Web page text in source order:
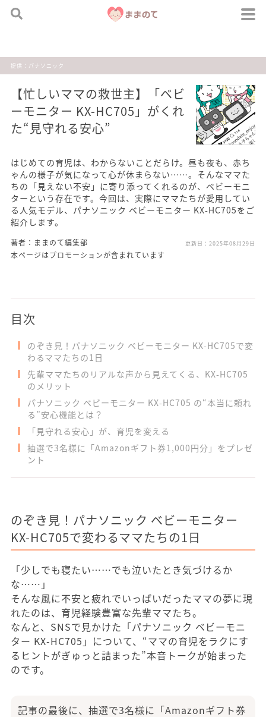
提供：パナソニック
【忙しいママの救世主】「ベビ
ーモニター KX-HC705」がくれ
た“見守れる安心”
はじめての育児は、わからないことだらけ。昼も夜も、赤ち
ゃんの様子が気になって心が休まらない……。そんなママた
ちの「見えない不安」に寄り添ってくれるのが、ベビーモニ
ターという存在です。今回は、実際にママたちが愛用してい
る人気モデル、パナソニック ベビーモニター KX-HC705をご
紹介します。
著者：ままのて編集部 更新日： 2025年08月29日
本ページはプロモーションが含まれています
目次
のぞき見！パナソニック ベビーモニター KX-HC705で変
わるママたちの1日
先輩ママたちのリアルな声から見えてくる、KX-HC705
のメリット
パナソニック ベビーモニター KX-HC705 の“本当に頼れ
る”安心機能とは？
「見守れる安心」が、育児を変える
抽選で3名様に「Amazonギフト券1,000円分」をプレゼ
ント
のぞき見！パナソニック ベビーモニター
KX-HC705で変わるママたちの1日
「少しでも寝たい……でも泣いたとき気づけるか
な……」
そんな風に不安と疲れでいっぱいだったママの夢に現
れたのは、育児経験豊富な先輩ママたち。
なんと、SNSで見かけた「パナソニック ベビーモニ
ター KX-HC705」について、“ママの育児をラクにす
るヒントがぎゅっと詰まった”本音トークが始まった
のです。
記事の最後に、抽選で3名様に「Amazonギフト券